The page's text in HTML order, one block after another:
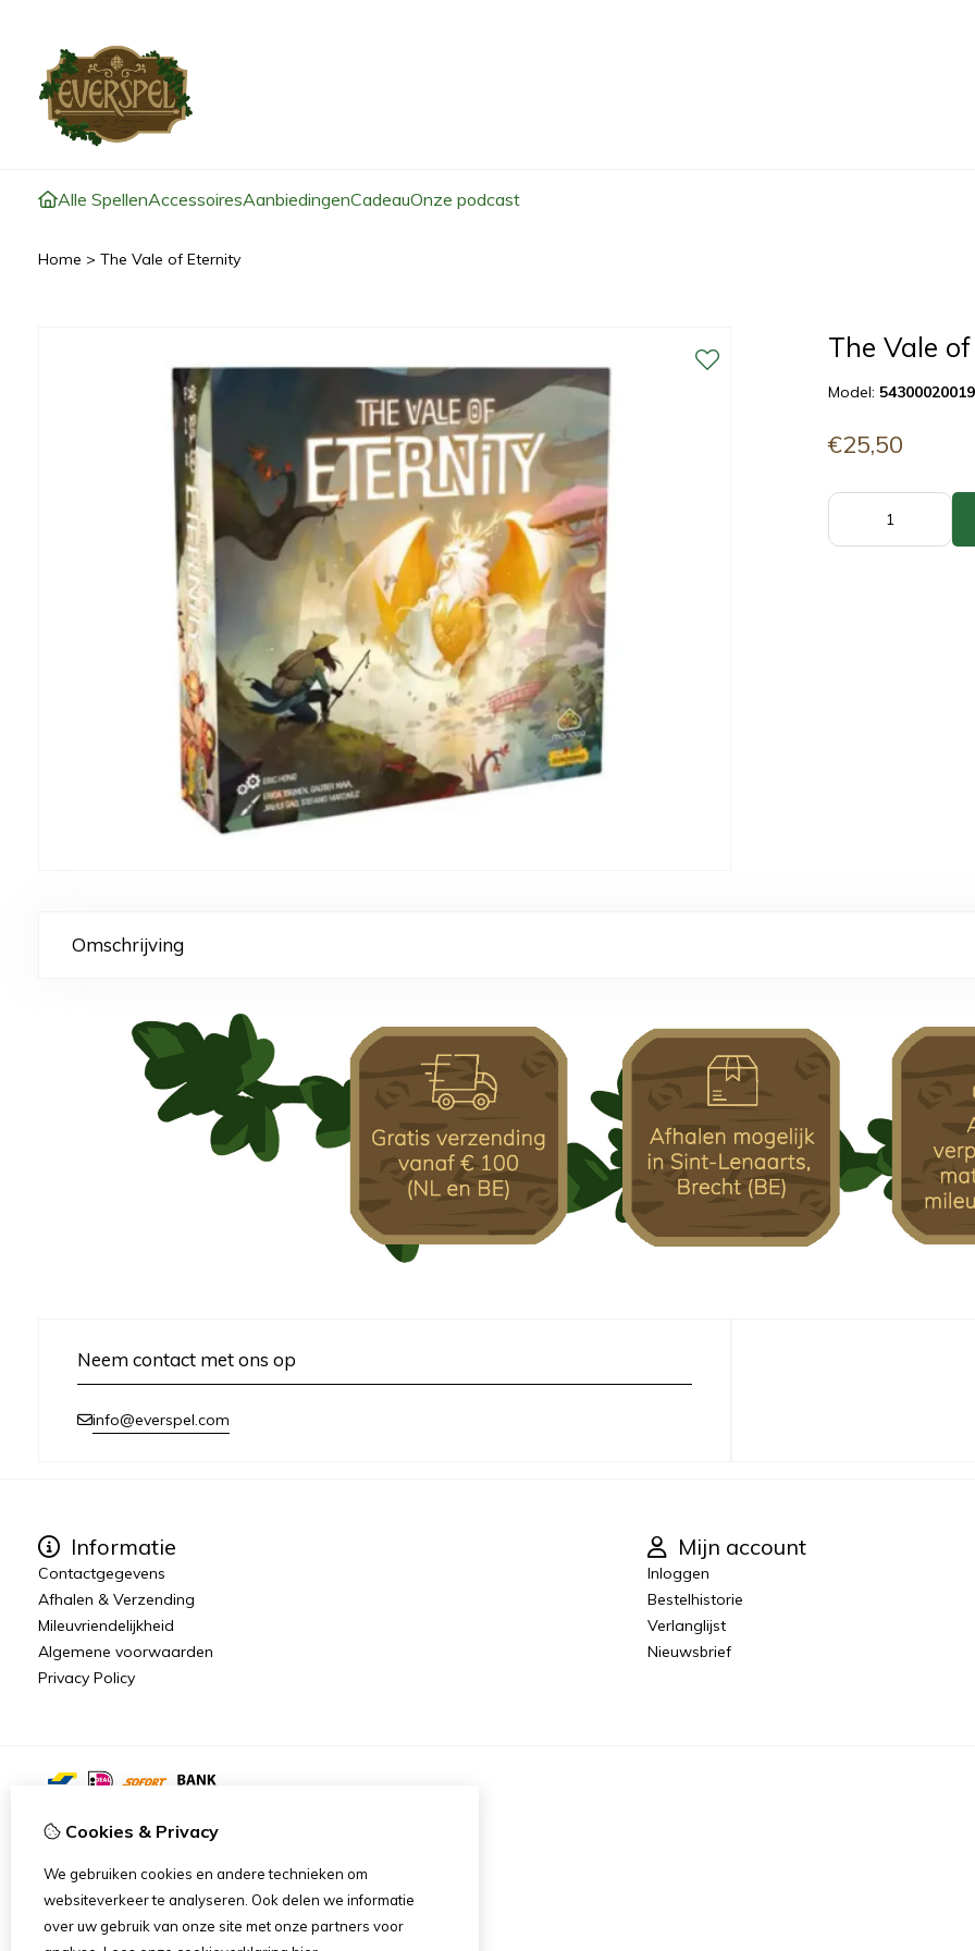
Alle SpellenAccessoiresAanbiedingenCadeauOnze podcast
Home > The Vale of Eternity
The Vale
Model:
€25,50
Omschrijving
Neem contact met ons op
info@everspel.com
Informatie
Contactgegevens
Afhalen & Verzending
Mileuvriendelijkheid
Algemene voorwaarden
Privacy Policy
Mijn account
Inloggen
Bestelhistorie
Verlanglijst
Nieuwsbrief
Cookies & Privacy
We gebruiken cookies en andere technieken om
websiteverkeer te analyseren. Ook delen we informatie
over uw gebruik van onze site met onze partners voor